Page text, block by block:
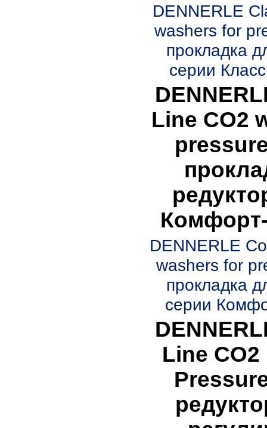
DENNERLE
washers for
прокладка
серии
Line CO2
DENNERLE
washers for
прокладка
серии
Line